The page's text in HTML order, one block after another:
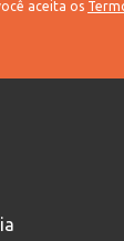
aceita os